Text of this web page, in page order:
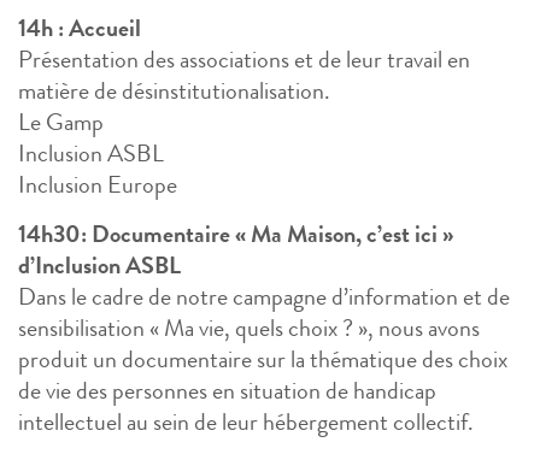
14h : Accueil
Présentation des associations et de leur travail en
matière de désinstitutionalisation.
Le Gamp
Inclusion ASBL
Inclusion Europe
14h30: Documentaire « Ma Maison, c’est ici »
d’Inclusion ASBL
Dans le cadre de notre campagne d’information et de
sensibilisation « Ma vie, quels choix ? », nous avons
produit un documentaire sur la thématique des choix
de vie des personnes en situation de handicap
intellectuel au sein de leur hébergement collectif.